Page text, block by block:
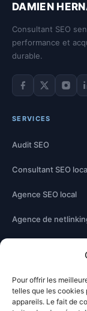
Pour offrir les
telles que les cookies
appareils. Le fait de
DAMIEN
Consultant SEO
performance et
durable.
Facebook
Twitter
SERVICES
Audit SEO
Consultant SEO
Agence SEO local
Agence de
À PROPOS